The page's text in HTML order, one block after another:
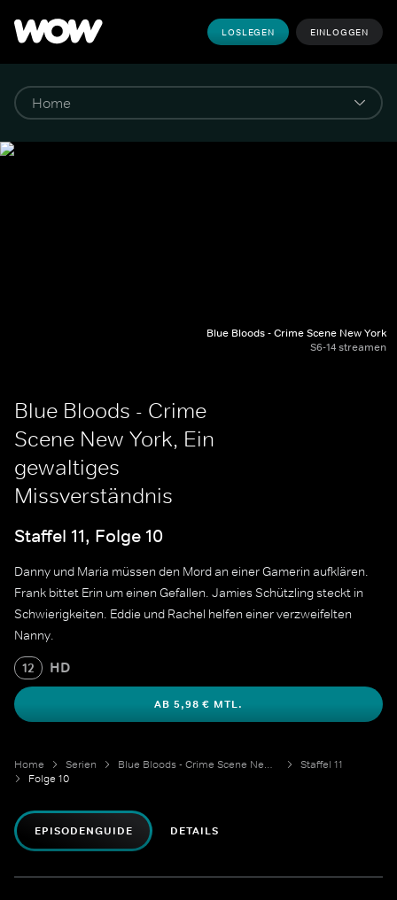
LOSLEGEN EINLOGGEN
Blue Bloods - Crime Scene New York
S6-14 streamen
Blue Bloods - Crime
Scene New York, Ein
gewaltiges
Missverständnis
Staffel 11, Folge 10
Danny und Maria müssen den Mord an einer Gamerin aufklären.
Frank bittet Erin um einen Gefallen. Jamies Schützling steckt in
Schwierigkeiten. Eddie und Rachel helfen einer verzweifelten
Nanny.
12 HD
AB 5,98 € MTL.
Home Serien Blue Bloods - Crime Scene New York
Staffel 11
Folge 10
EPISODENGUIDE DETAILS